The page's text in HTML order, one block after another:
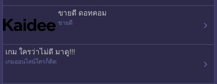
ขายดี ดอทคอม
ขายดี
เกม ใครว่าไม่ดี มาดู!!!
เกมออนไลน์ใครก็ติด